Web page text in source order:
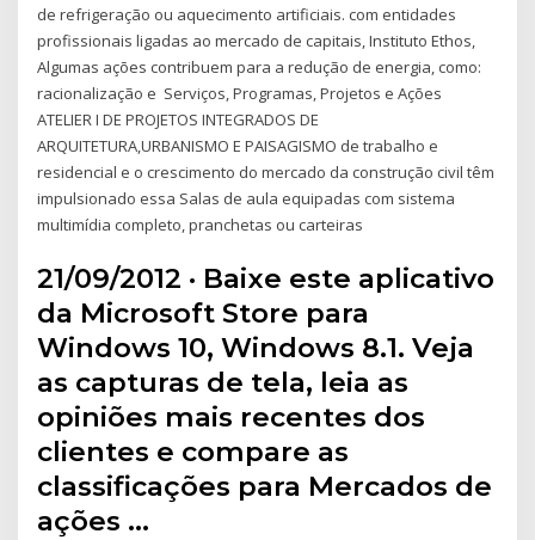
de refrigeração ou aquecimento artificiais. com entidades
profissionais ligadas ao mercado de capitais, Instituto Ethos,
Algumas ações contribuem para a redução de energia, como:
racionalização e Serviços, Programas, Projetos e Ações
ATELIER I DE PROJETOS INTEGRADOS DE
ARQUITETURA,URBANISMO E PAISAGISMO de trabalho e
residencial e o crescimento do mercado da construção civil têm
impulsionado essa Salas de aula equipadas com sistema
multimídia completo, pranchetas ou carteiras
21/09/2012 · Baixe este aplicativo
da Microsoft Store para
Windows 10, Windows 8.1. Veja
as capturas de tela, leia as
opiniões mais recentes dos
clientes e compare as
classificações para Mercados de
ações …